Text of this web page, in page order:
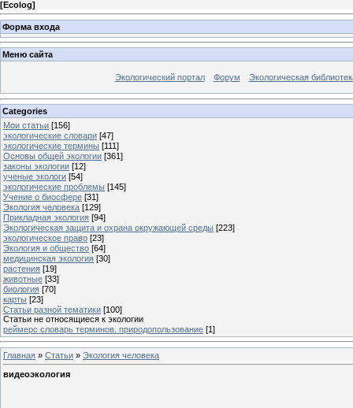
[Ecolog]
Форма входа
Меню сайта
Экологический портал Форум Экологическая
Categories
Мои статьи [156]
экологические словари [47]
экологические термины [111]
Основы общей экологии [361]
законы экологии [12]
ученые экологи [54]
экологические проблемы [145]
Учение о биосфере [31]
Экология человека [129]
Прикладная экология [94]
Экологическая защита и охрана окружающей среды [223]
экологическое право [23]
Экология и общество [64]
медицинская экология [30]
растения [19]
животные [33]
биология [70]
карты [23]
Статьи разной тематики [100]
Статьи не относящиеся к экологии
реймерс словарь терминов. природопользование [1]
Главная » Статьи » Экология человека
видеоэкология